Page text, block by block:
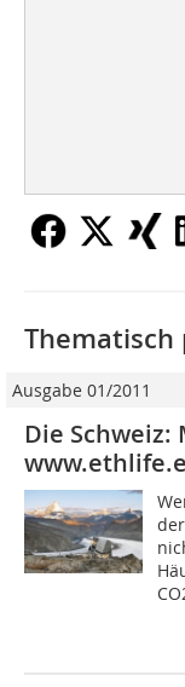
Thematisch
Ausgabe 01/2011
Die